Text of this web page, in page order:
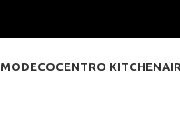
MODECOCENTRO KITCHEN